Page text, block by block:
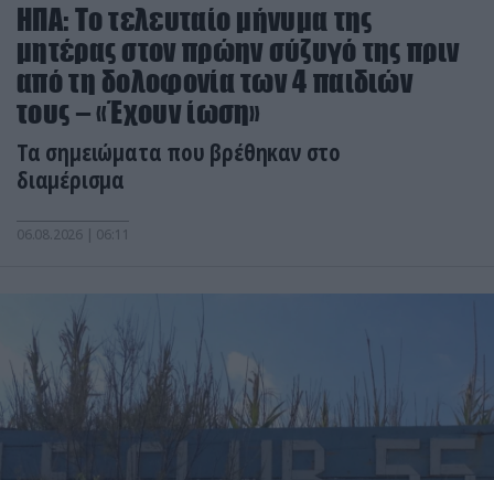
ΗΠΑ: Το τελευταίο μήνυμα της
μητέρας στον πρώην σύζυγό της πριν
από τη δολοφονία των 4 παιδιών
τους – «Έχουν ίωση»
Τα σημειώματα που βρέθηκαν στο
διαμέρισμα
06.08.2026 | 06:11